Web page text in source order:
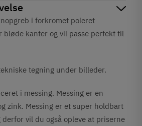
i forkromet poleret
bløde kanter og vil passe perfekt til
tegning under billeder.
i messing. Messing er en
zink. Messing er et super holdbart
derfor vil du også opleve at priserne